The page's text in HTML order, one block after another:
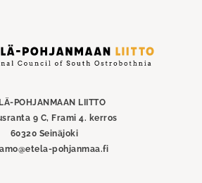
POHJANMAAN LIITTO
9 C, Frami 4. kerros
60320 Seinäjoki
pohjanmaa.fi